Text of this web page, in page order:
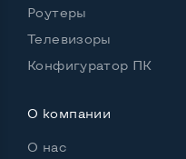
Подсветка клавиатуры
Русские и
Роутеры
Телевизоры
Конфигуратор ПК
О компании
О нас